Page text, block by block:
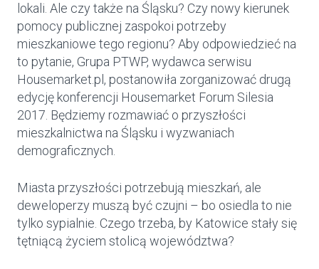
lokali. Ale czy także na Śląsku? Czy nowy kierunek
pomocy publicznej zaspokoi potrzeby
mieszkaniowe tego regionu? Aby odpowiedzieć na
to pytanie, Grupa PTWP, wydawca serwisu
Housemarket.pl, postanowiła zorganizować drugą
edycję konferencji Housemarket Forum Silesia
2017. Będziemy rozmawiać o przyszłości
mieszkalnictwa na Śląsku i wyzwaniach
demograficznych.
Miasta przyszłości potrzebują mieszkań, ale
deweloperzy muszą być czujni – bo osiedla to nie
tylko sypialnie. Czego trzeba, by Katowice stały się
tętniącą życiem stolicą województwa?